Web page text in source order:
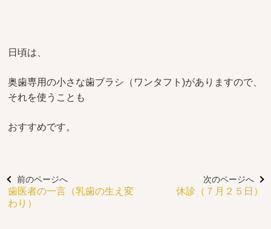
日頃は、
奥歯専用の小さな歯ブラシ（ワンタフト)がありますので、
それを使うことも
おすすめです。
前のページへ
歯医者の一言（乳歯の生え変
わり）
次のページへ
休診（７月２５日）